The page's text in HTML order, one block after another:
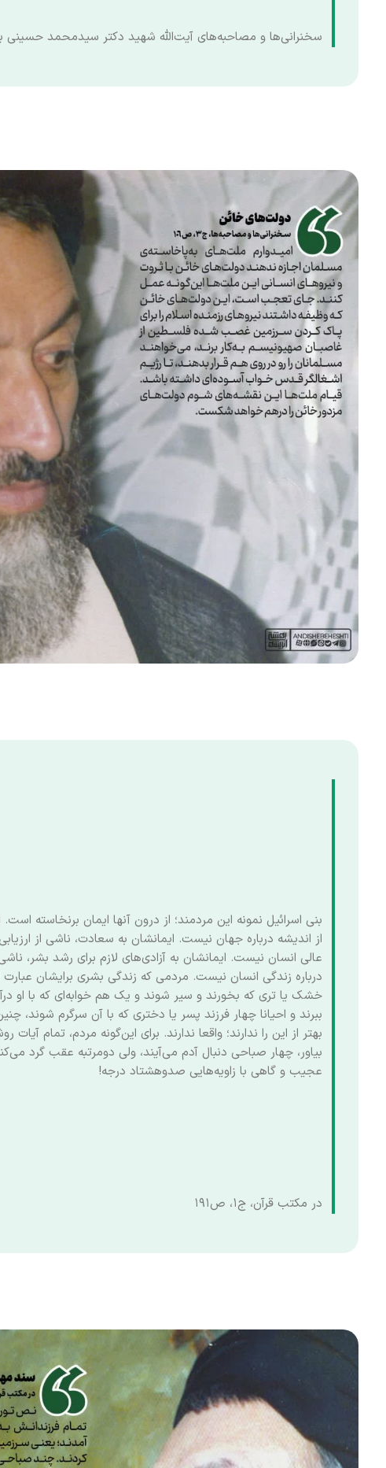
سخنرانی‌ها و مصاحبه‌های آیت‌الله شهید دکتر سیدمحمد حسینی
بنی اسرائیل نمونه این مردمند؛ از درون آنها ایمان برنخاسته
از اندیشه درباره جهان نیست. ایمانشان به سعادت، ناشی از
عالی انسان نیست. ایمانشان به آزادی‌های لازم برای رشد بشر،
درباره زندگی انسان نیست. مردمی که زندگی بشری برایشان
خشک یا تری که بخورند و سیر شوند و یک هم خوابه‌ای که با او
ببرند و احیانا چهار فرزند پسر یا دختری که با آن سرگرم شوند،
بهتر از این را ندارند؛ واقعا ندارند. برای این‌گونه مردم، تمام
بیاور، چهار صباحی دنبال آدم می‌آیند، ولی دومرتبه عقب گرد
عجیب و گاهی با زاویه‌هایی صدوهشتاد درجه!
در مکتب قرآن، ج۱، ص۱۹۱